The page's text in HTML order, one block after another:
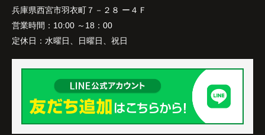
兵庫県西宮市羽衣町７－２８ ー４Ｆ
営業時間： 10:00 ～18：00
定休日： 水曜日、日曜日、祝日